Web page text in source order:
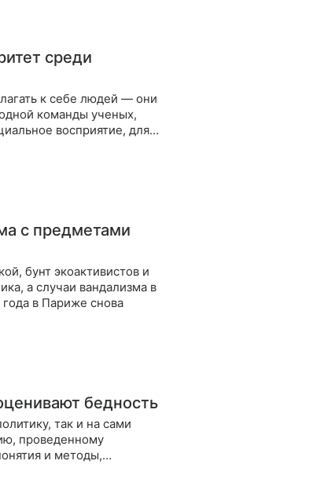
среди
к себе людей — они
команды ученых,
восприятие, для
с предметами
бунт экоактивистов и
а случаи вандализма в
в Париже снова
бедность
так и на сами
проведенному
и методы,